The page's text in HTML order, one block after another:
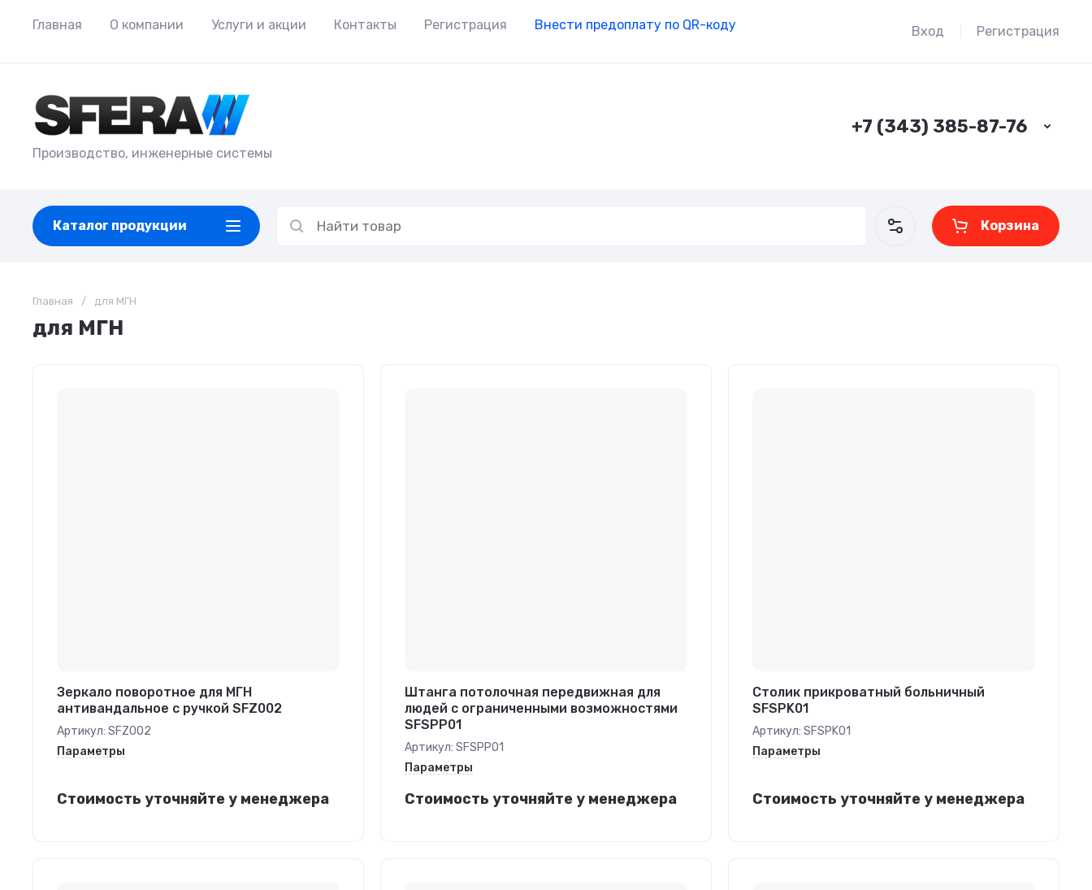
Главная О компании Услуги и акции Контакты Регистрация Внести предоплату по QR-коду Вход Регистрация
Производство, инженерные системы
+7 (343) 385-87-76
Каталог продукции Корзина
Главная / для МГН
для МГН
Зеркало поворотное для МГН
антивандальное с ручкой SFZ002
Артикул: SFZ002
Параметры
Стоимость уточняйте у менеджера
Штанга потолочная передвижная для
людей с ограниченными возможностями
SFSPP01
Артикул: SFSPP01
Параметры
Стоимость уточняйте у менеджера
Столик прикроватный больничный
SFSPK01
Артикул: SFSPK01
Параметры
Стоимость уточняйте у менеджера